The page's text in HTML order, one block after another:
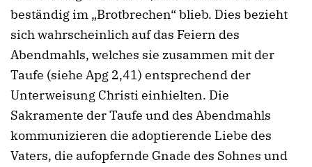
beständig im „Brotbrechen“ blieb. Dies bezieht
sich wahrscheinlich auf das Feiern des
Abendmahls, welches sie zusammen mit der
Taufe (siehe Apg 2,41) entsprechend der
Unterweisung Christi einhielten. Die
Sakramente der Taufe und des Abendmahls
kommunizieren die adoptierende Liebe des
Vaters, die aufopfernde Gnade des Sohnes und